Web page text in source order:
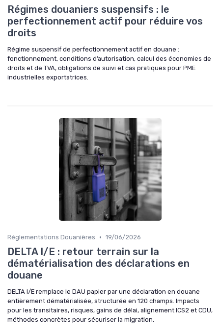
Régimes douaniers suspensifs : le
perfectionnement actif pour réduire vos
droits
Régime suspensif de perfectionnement actif en douane :
fonctionnement, conditions d’autorisation, calcul des économies de
droits et de TVA, obligations de suivi et cas pratiques pour PME
industrielles exportatrices.
Réglementations Douanières • 19/06/2026
DELTA I/E : retour terrain sur la
dématérialisation des déclarations en
douane
DELTA I/E remplace le DAU papier par une déclaration en douane
entièrement dématérialisée, structurée en 120 champs. Impacts
pour les transitaires, risques, gains de délai, alignement ICS2 et CDU,
méthodes concrètes pour sécuriser la migration.